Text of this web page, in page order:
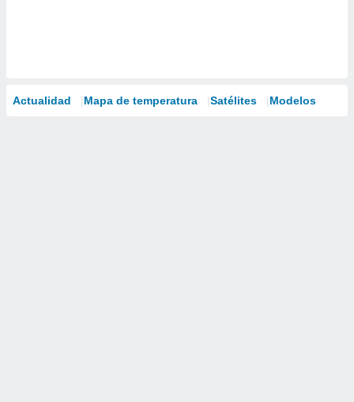
Actualidad Mapa de temperatura Satélites Modelos